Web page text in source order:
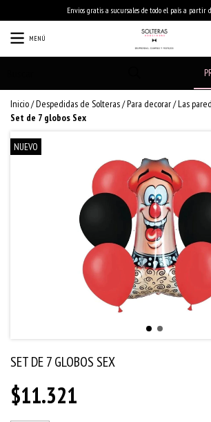
Envios gratis a sucursales de todo el país a partir
MENÚ
Inicio/Despedidas de Solteras/Para decorar/Las
Set de 7 globos Sex
NUEVO
SET DE 7 GLOBOS SEX
$11.321